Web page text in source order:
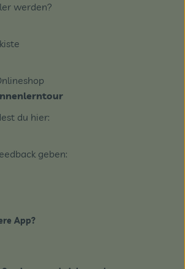
werden?
du hier:
geben:
App?
Link zu https://www.biobote-